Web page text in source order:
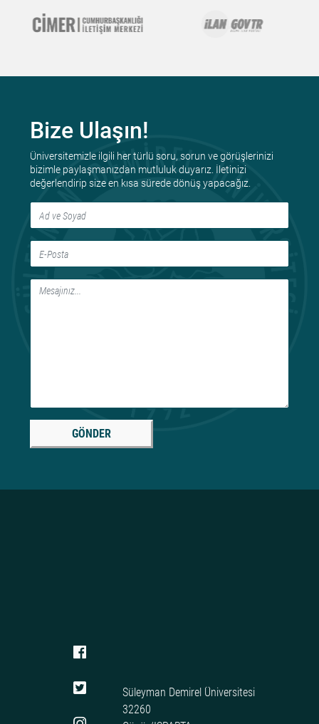
Bize Ulaşın!
Üniversitemizle ilgili her türlü soru, sorun ve görüşlerinizi
bizimle paylaşmanızdan mutluluk duyarız. İletinizi
değerlendirip size en kısa sürede dönüş yapacağız.
GÖNDER
Süleyman Demirel Üniversitesi
32260